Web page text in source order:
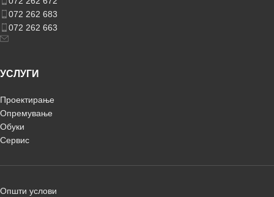
072 262 683
072 262 663
УСЛУГИ
Проектирање
Опремување
Обуки
Сервис
Општи услови